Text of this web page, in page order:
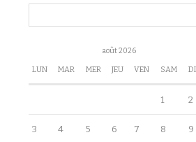
août 2026
LUN MAR MER JEU VEN SAM
1 2
3 4 5 6 7 8 9